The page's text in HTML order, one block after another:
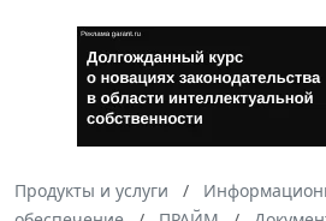
Продукты и услуги